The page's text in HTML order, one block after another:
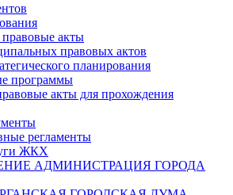
акты
правовых актов
планирования
программы
акты для прохождения
регламенты
ЖКХ
АДМИНИСТРАЦИЯ ГОРОДА